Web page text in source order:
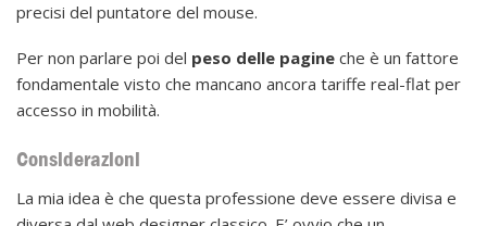
precisi del puntatore del mouse.
Per non parlare poi del peso delle pagine che è un fattore
fondamentale visto che mancano ancora tariffe real-flat per
accesso in mobilità.
Considerazioni
La mia idea è che questa professione deve essere divisa e